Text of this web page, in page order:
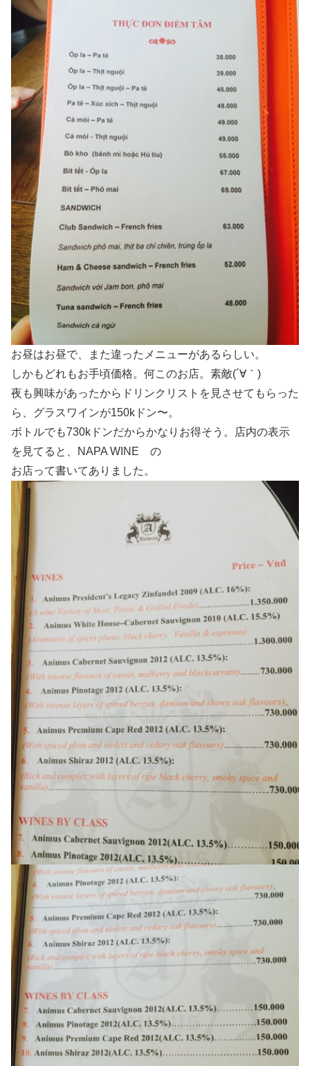
お昼はお昼で、また違ったメニューがあるらしい。
しかもどれもお手頃価格。何このお店。素敵(´∀｀)
夜も興味があったからドリンクリストを見させてもらった
ら、グラスワインが150kドン〜。
ボトルでも730kドンだからかなりお得そう。店内の表示
を見てると、NAPA WINE の
お店って書いてありました。